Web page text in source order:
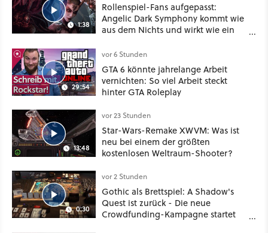
1:38
Rollenspiel-Fans aufgepasst:
Angelic Dark Symphony kommt wie
aus dem Nichts und wirkt wie ein
Mass Effect
29:54
vor 6 Stunden
GTA 6 könnte jahrelange Arbeit
vernichten: So viel Arbeit steckt
hinter GTA Roleplay
13:48
vor 23 Stunden
Star-Wars-Remake XWVM: Was ist
neu bei einem der größten
kostenlosen Weltraum-Shooter?
0:30
vor 2 Stunden
Gothic als Brettspiel: A Shadow's
Quest ist zurück - Die neue
Crowdfunding-Kampagne startet